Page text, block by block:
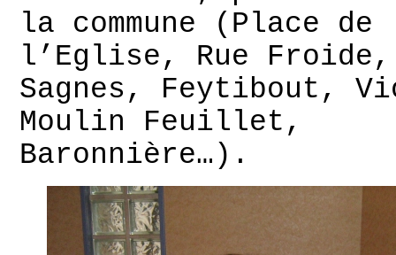
la commune (Place de
l’Eglise, Rue Froide,
Sagnes, Feytibout,
Moulin Feuillet,
Baronnière…).